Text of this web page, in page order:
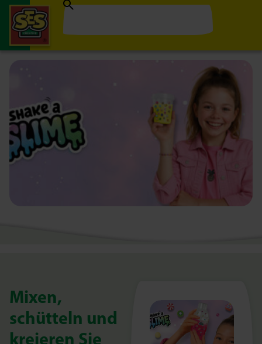
Mixen,
schütteln und
kreieren Sie